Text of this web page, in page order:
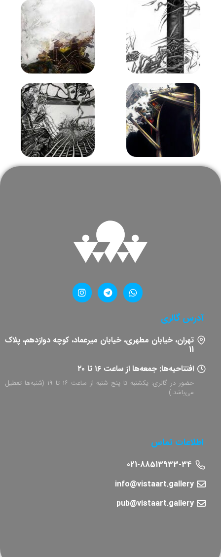
آدرس گالری
تهران، خیابان مطهری، خیابان میرعماد، کوچه دوازدهم، پلاک
11​
افتتاحیه‌ها: جمعه‌ها از ساعت ۱۶ تا ۲۰
حضور در گالری: یکشنبه تا پنج شنبه از ساعت ۱۶ تا ۱۹ (شنبه‌ها تعطیل
می‌باشد.)
اطلاعات تماس
021-88513933-34
info@vistaart.gallery
pub@vistaart.gallery